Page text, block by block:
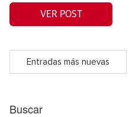
VER POST
Entradas más nuevas
Buscar